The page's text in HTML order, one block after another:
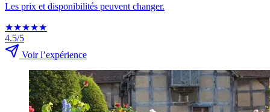
Les prix et disponibilités peuvent changer.
★★★★★
4.5/5
Voir l’expérience